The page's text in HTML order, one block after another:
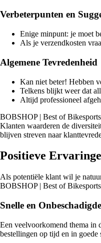
Verbeterpunten en
Enige minpunt: je moet
Als je verzendkosten
Algemene Tevredenheid
Kan niet beter! Hebben
Telkens blijkt weer dat
Altijd professioneel
BOBSHOP | Best of
Klanten waarderen de
blijven streven naar
Positieve
Als potentiële klant wil je
BOBSHOP | Best of
Snelle en
Een veelvoorkomend thema in
bestellingen op tijd en in goede